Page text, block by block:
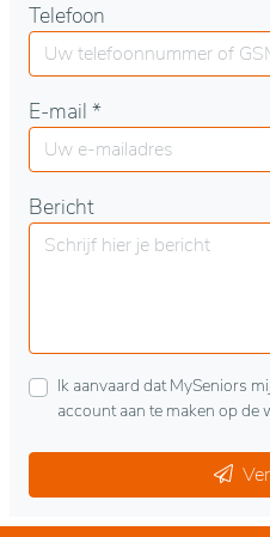
Telefoon
E-mail *
Bericht
Ik aanvaard dat MySeniors
account aan te maken op de